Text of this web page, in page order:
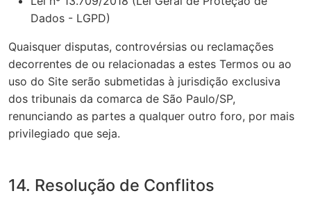
Dados - LGPD)
Quaisquer disputas, controvérsias ou reclamações
decorrentes de ou relacionadas a estes Termos ou ao
uso do Site serão submetidas à jurisdição exclusiva
dos tribunais da comarca de São Paulo/SP,
renunciando as partes a qualquer outro foro, por mais
privilegiado que seja.
14. Resolução de Conflitos